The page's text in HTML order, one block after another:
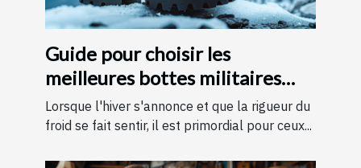
Guide pour choisir les
meilleures bottes militaires
pour l'hiver
Lorsque l'hiver s'annonce et que la rigueur du
froid se fait sentir, il est primordial pour ceux...